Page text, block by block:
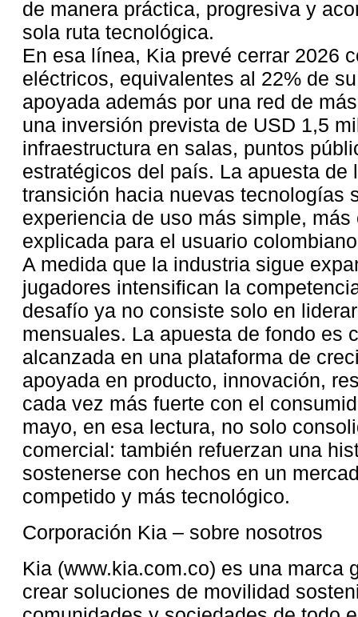
de manera práctica, progresiva y
sola ruta tecnológica.
En esa línea, Kia prevé cerrar 2026
eléctricos, equivalentes al 22% de
apoyada además por una red de
una inversión prevista de USD 1,5
infraestructura en salas, puntos
estratégicos del país. La apuesta de
transición hacia nuevas tecnologías
experiencia de uso más simple,
explicada para el usuario
A medida que la industria sigue
jugadores intensifican la
desafío ya no consiste solo en
mensuales. La apuesta de fondo es
alcanzada en una plataforma de
apoyada en producto, innovación,
cada vez más fuerte con el
mayo, en esa lectura, no solo
comercial: también refuerzan una
sostenerse con hechos en un
competido y más tecnológico.
Corporación Kia – sobre nosotros
Kia (www.kia.com.co) es una marca
crear soluciones de movilidad